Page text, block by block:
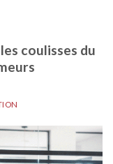
coulisses du